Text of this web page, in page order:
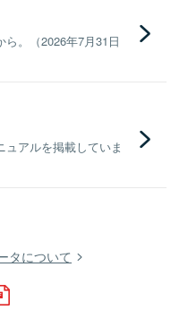
。（2026年7月31日
アルを掲載していま
タについて